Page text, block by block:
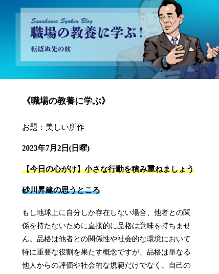
砂川昇建会長ブログ 職場の教養に学ぶ！～転ばぬ先の杖～
《職場の教養に学ぶ》
お題：美しい所作
2023年7月2日(日曜)
【今日の心がけ】小さな行動を積み重ねましょう
砂川昇建の思うところ
もし地球上に自分しか存在しない場合、他者との関
係を持たないために直接的に品格は意味を持ちませ
ん。品格は他者との関係性や社会的な環境において
特に重要な役割を果たす概念ですが、品格は単なる
他人からの評価や社会的な規範だけでなく、自己の